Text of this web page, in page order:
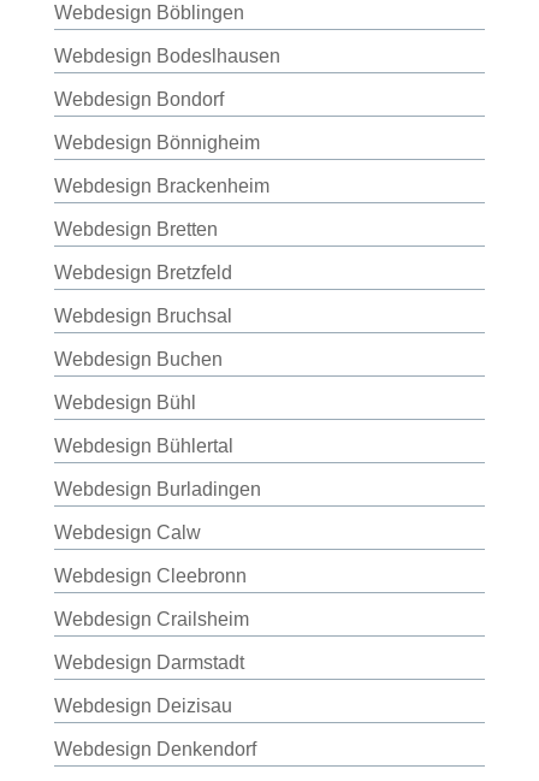
Webdesign Böblingen
Webdesign Bodeslhausen
Webdesign Bondorf
Webdesign Bönnigheim
Webdesign Brackenheim
Webdesign Bretten
Webdesign Bretzfeld
Webdesign Bruchsal
Webdesign Buchen
Webdesign Bühl
Webdesign Bühlertal
Webdesign Burladingen
Webdesign Calw
Webdesign Cleebronn
Webdesign Crailsheim
Webdesign Darmstadt
Webdesign Deizisau
Webdesign Denkendorf